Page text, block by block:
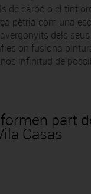
de carbó o el tint
pètria com una
dels
on fusiona
infinitud de
part
Casas